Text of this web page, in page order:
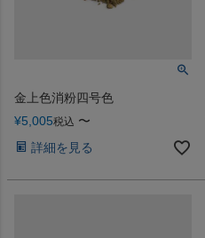
金上色消粉四号色
¥5,005税込 〜
詳細を見る